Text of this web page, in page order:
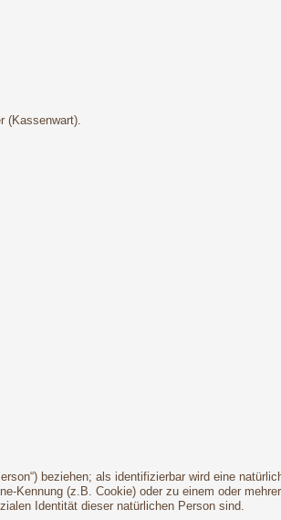
(Kassenwart).
beziehen; als identifizierbar wird eine
Kennung (z.B. Cookie) oder zu einem oder
Identität dieser natürlichen Person sind.